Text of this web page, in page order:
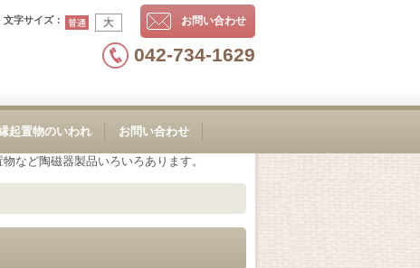
お問い合わせ
文字サイズ：
042-734-1629
起置物のいわれ お問い合わせ
など陶磁器製品いろいろあります。